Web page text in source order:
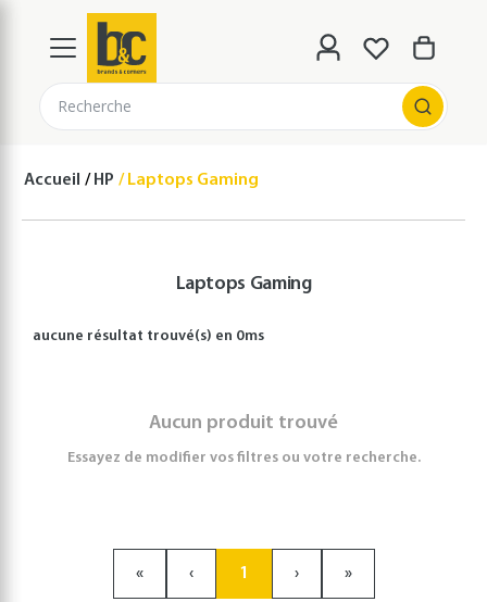
Recherche
Accueil HP Laptops Gaming
Laptops Gaming
aucune résultat trouvé(s) en 0ms
Aucun produit trouvé
Essayez de modifier vos filtres ou votre recherche.
« ‹ 1 › »